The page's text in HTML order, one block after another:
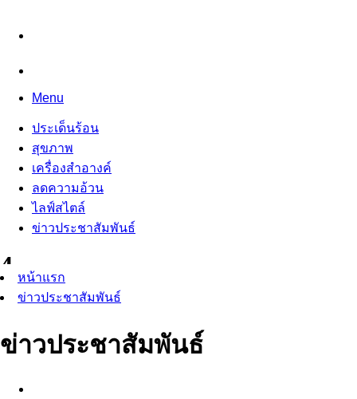
Menu
ประเด็นร้อน
สุขภาพ
เครื่องสำอางค์
ลดความอ้วน
ไลฟ์สไตล์
ข่าวประชาสัมพันธ์
หน้าแรก
ข่าวประชาสัมพันธ์
ข่าวประชาสัมพันธ์